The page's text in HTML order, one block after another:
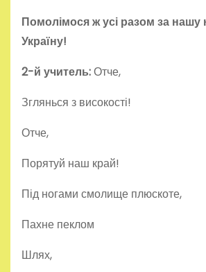
Помолімося ж усі разом за нашу
Україну!
2-й учитель:Отче,
Зглянься з високості!
Отче,
Порятуй наш край!
Під ногами смолище плюскоте,
Пахне пеклом
Шлях,